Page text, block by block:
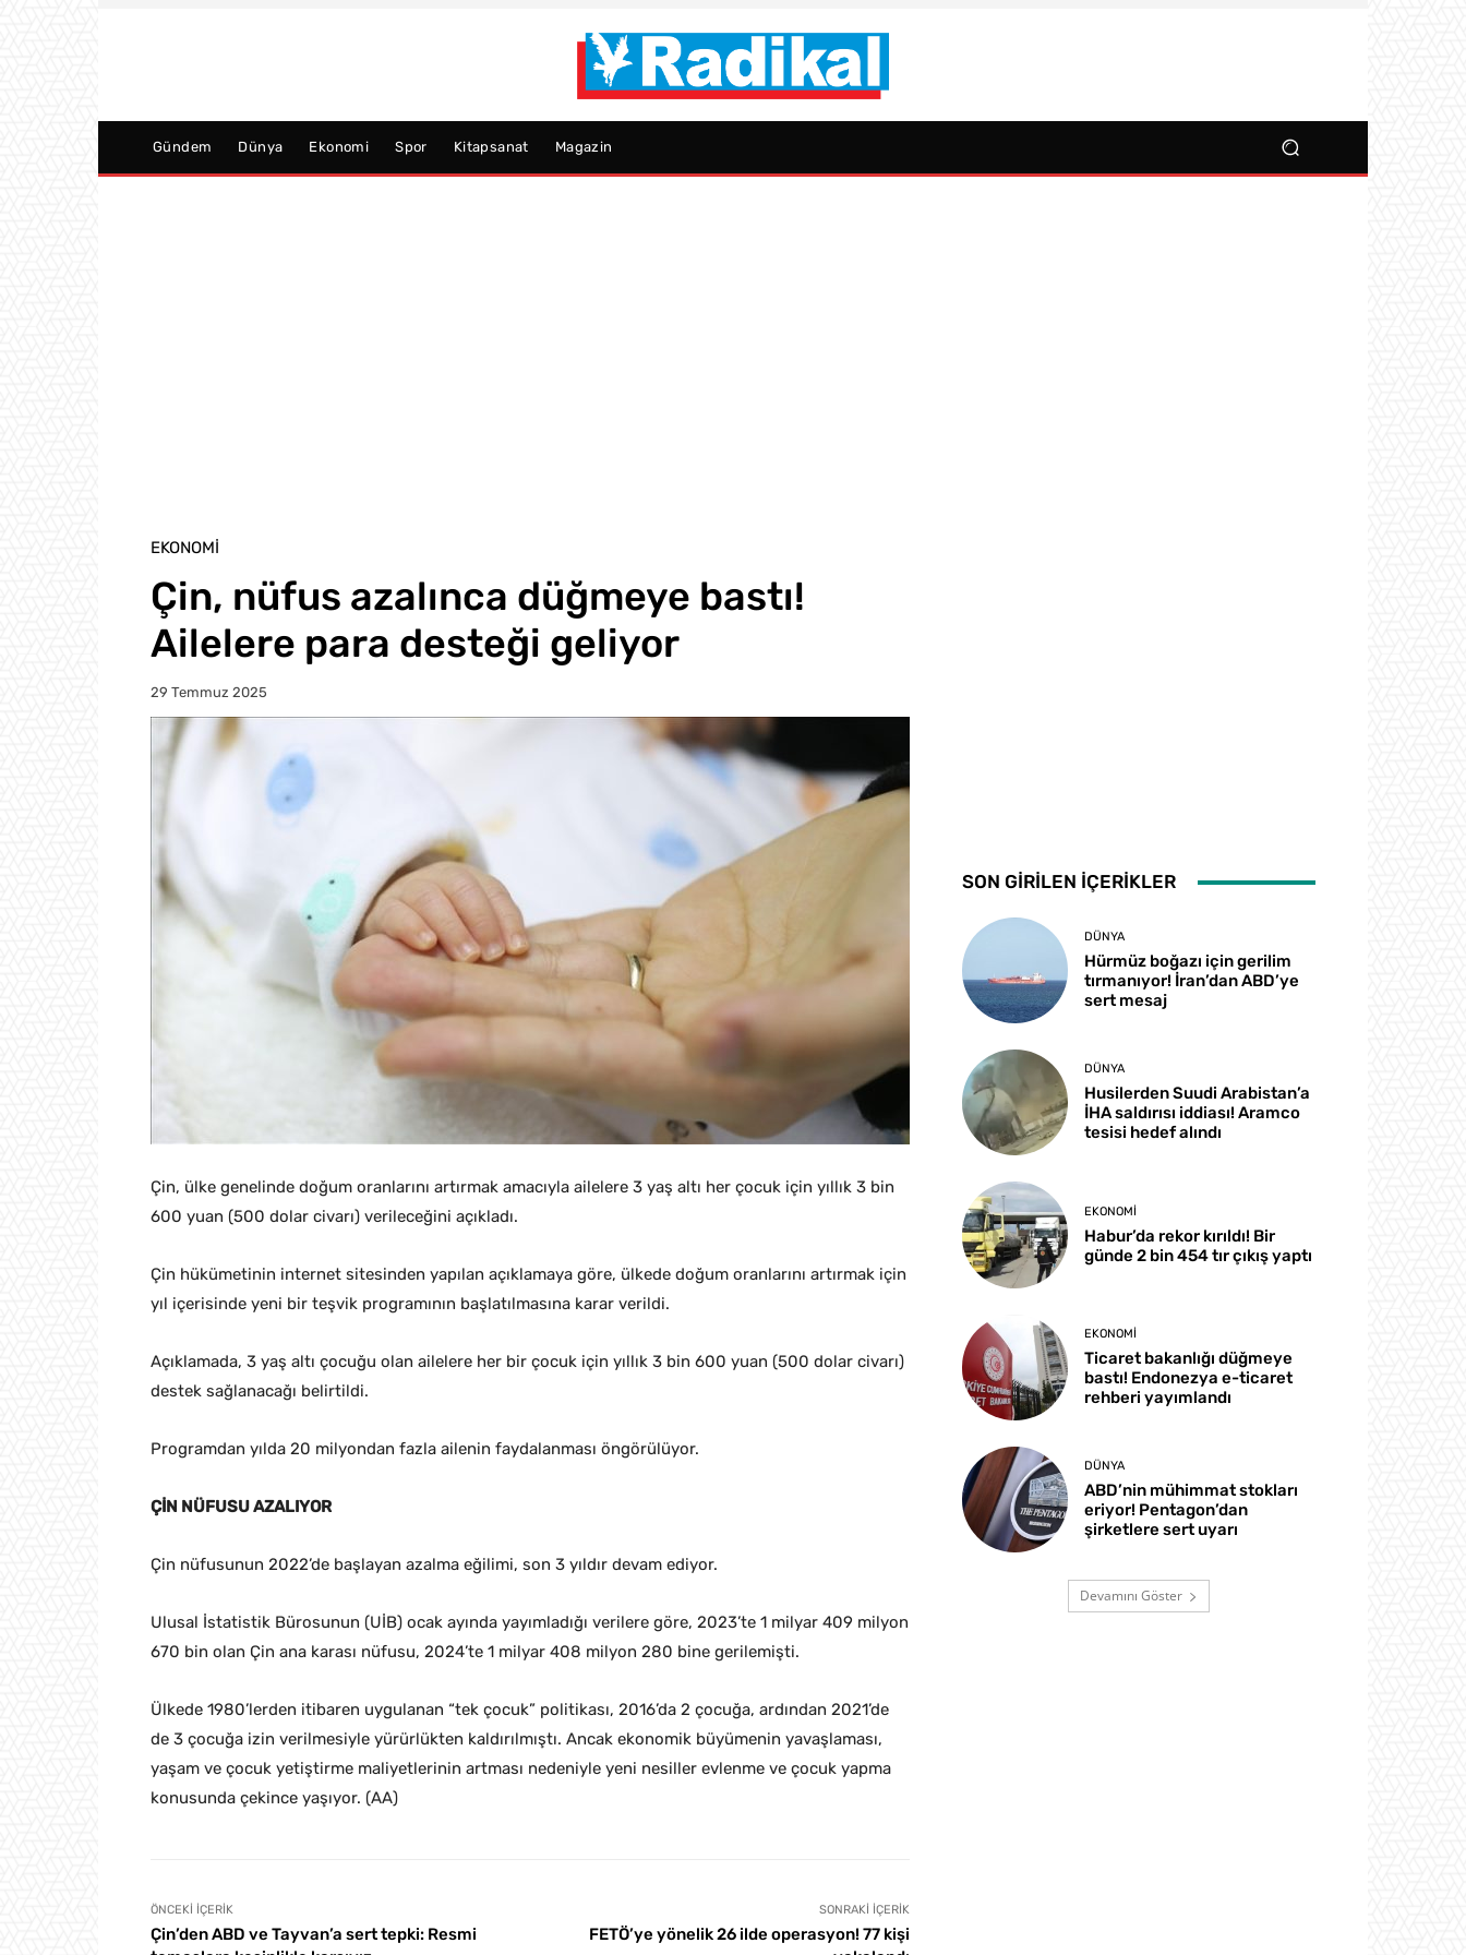
Gündem Dünya Ekonomi Spor Kitapsanat Magazin
EKONOMI
Çin, nüfus azalınca düğmeye bastı!
Ailelere para desteği geliyor
29 Temmuz 2025
Çin, ülke genelinde doğum oranlarını artırmak amacıyla ailelere 3 yaş altı her çocuk için yıllık 3 bin
600 yuan (500 dolar civarı) verileceğini açıkladı.
Çin hükümetinin internet sitesinden yapılan açıklamaya göre, ülkede doğum oranlarını artırmak için
yıl içerisinde yeni bir teşvik programının başlatılmasına karar verildi.
Açıklamada, 3 yaş altı çocuğu olan ailelere her bir çocuk için yıllık 3 bin 600 yuan (500 dolar civarı)
destek sağlanacağı belirtildi.
Programdan yılda 20 milyondan fazla ailenin faydalanması öngörülüyor.
ÇİN NÜFUSU AZALIYOR
Çin nüfusunun 2022’de başlayan azalma eğilimi, son 3 yıldır devam ediyor.
Ulusal İstatistik Bürosunun (UİB) ocak ayında yayımladığı verilere göre, 2023’te 1 milyar 409 milyon
670 bin olan Çin ana karası nüfusu, 2024’te 1 milyar 408 milyon 280 bine gerilemişti.
Ülkede 1980’lerden itibaren uygulanan “tek çocuk” politikası, 2016’da 2 çocuğa, ardından 2021’de
de 3 çocuğa izin verilmesiyle yürürlükten kaldırılmıştı. Ancak ekonomik büyümenin yavaşlaması,
yaşam ve çocuk yetiştirme maliyetlerinin artması nedeniyle yeni nesiller evlenme ve çocuk yapma
konusunda çekince yaşıyor. (AA)
ÖNCEKI İÇERIK
Çin’den ABD ve Tayvan’a sert tepki: Resmi
SONRAKI İÇERIK
FETÖ’ye yönelik 26 ilde operasyon! 77 kişi
SON GİRİLEN İÇERİKLER
DÜNYA
Hürmüz boğazı için gerilim
tırmanıyor! İran’dan ABD’ye
sert mesaj
DÜNYA
Husilerden Suudi Arabistan’a
İHA saldırısı iddiası! Aramco
tesisi hedef alındı
EKONOMI
Habur’da rekor kırıldı! Bir
günde 2 bin 454 tır çıkış yaptı
EKONOMI
Ticaret bakanlığı düğmeye
bastı! Endonezya e-ticaret
rehberi yayımlandı
DÜNYA
ABD’nin mühimmat stokları
eriyor! Pentagon’dan
şirketlere sert uyarı
Devamını Göster